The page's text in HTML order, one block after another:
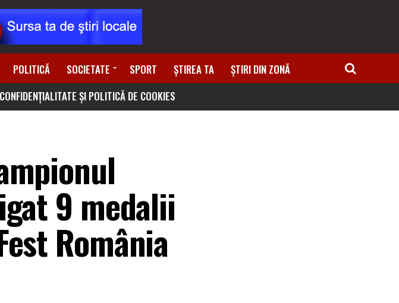
POLITICĂ SOCIETATE SPORT ȘTIREA TA
ȘTIRI DIN ZONĂ
CONFIDENȚIALITATE ȘI POLITICĂ DE COOKIES
9 medalii
România